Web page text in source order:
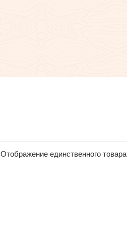
Отображение единственного товара